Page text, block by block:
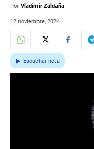
Por Vladimir Zaldaña
12 noviembre, 2024
Escuchar nota